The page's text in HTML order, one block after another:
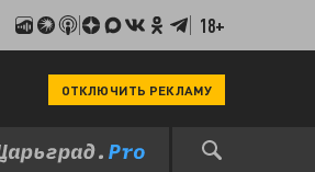
18+
ОТКЛЮЧИТЬ РЕКЛАМУ